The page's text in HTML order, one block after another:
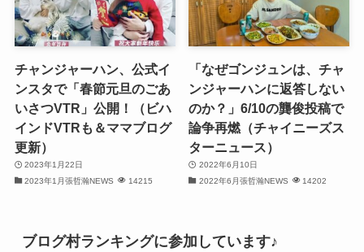
(31)
(32)
(31)
チャンジャーハン、公式イ
ンスタで「春節元旦のごあ
いさつVTR」公開！（ビハ
インドVTRも＆ママブログ
更新）
2023年1月22日
2023年1月張哲瀚NEWS
14215
「なぜゴンジュンは、チャ
ンジャーハンに返答しない
のか？」6/10の龔俊投稿で
論争再燃（チャイニーズス
ターニュース）
2022年6月10日
2022年6月張哲瀚NEWS
14202
ブログ村ランキングに参加しています♪